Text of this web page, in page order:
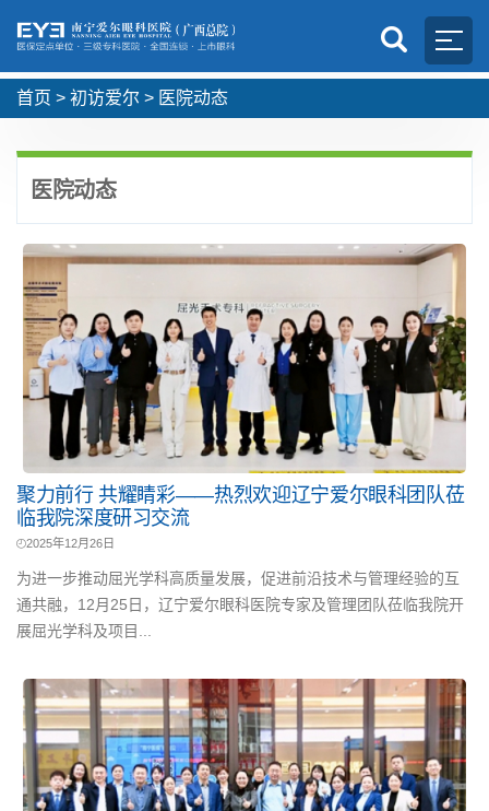
首页 > 初访爱尔 > 医院动态
医院动态
聚力前行 共耀睛彩——热烈欢迎辽宁爱尔眼科团队莅
临我院深度研习交流
2025年12月26日
为进一步推动屈光学科高质量发展，促进前沿技术与管理经验的互
通共融，12月25日，辽宁爱尔眼科医院专家及管理团队莅临我院开
展屈光学科及项目...